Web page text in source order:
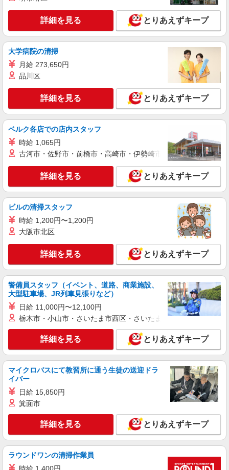
詳細を見る とりあえずキープ
大学病院の清掃
月給 273,650円
品川区
詳細を見る とりあえずキープ
ベルク各店での店内スタッフ
時給 1,065円
古河市・佐野市・前橋市・高崎市・伊勢崎市・太田市・館林市
詳細を見る とりあえずキープ
ビルの清掃スタッフ
時給 1,200円〜1,200円
大阪市北区
詳細を見る とりあえずキープ
警備員スタッフ（イベント、道路、商業施設、
大型駐車場、JR列車見張りなど）
日給 11,000円〜12,100円
栃木市・小山市・さいたま市西区・さいたま市岩槻区・久喜市・
詳細を見る とりあえずキープ
マイクロバスにて教習所に通う生徒の送迎ドラ
イバー
日給 15,850円
箕面市
詳細を見る とりあえずキープ
ラウンドワンの清掃作業員